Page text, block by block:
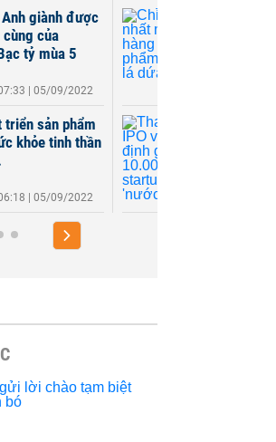
giành được
của
tỷ mùa 5
| 05/09/2022
triển sản phẩm
khỏe tinh thần
| 05/09/2022